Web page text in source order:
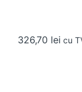
326,70 lei cu